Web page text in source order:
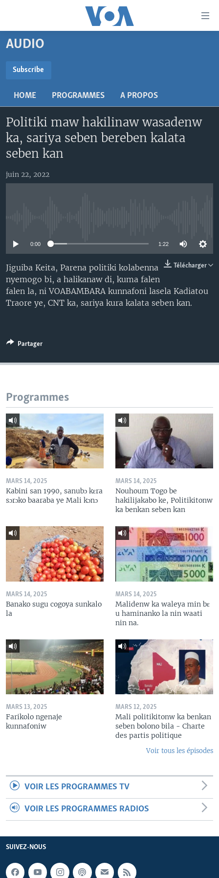
Menu
principal
navigation
principale
Retour
la
recherche
MALI KURA
RADIO
AN BA FO!
FARAFINA FOLI
Learning English
SUIVEZ-NOUS
AUDIO
Subscribe
S'abonner
HOME PROGRAMMES A PROPOS
Politiki maw hakilinaw wasadenw
ka, sariya seben bereben kalata
seben kan
juin 22, 2022
0:00 1:22
Télécharger
Jiguiba Keita, Parena politiki kolabenna
nyemogo bi, a halikanaw di, kuma falen
falen la, ni VOABAMBARA kunnafoni lasela Kadiatou
Traore ye, CNT ka, sariya kura kalata seben kan.
Partager
Programmes
MARS 14, 2025
Kabini san 1990, sanubɔ kɛra
sɔrɔko baaraba ye Mali kɔnɔ
MARS 14, 2025
Nouhoum Togo be
hakilijakabo ke, Politikitonw
ka benkan seben kan
MARS 14, 2025
Banako sugu cogoya sunkalo
la
MARS 14, 2025
Malidenw ka waleya min bɛ
u haminanko la nin waati
nin na.
MARS 13, 2025
Farikolo ngenaje
kunnafoniw
MARS 12, 2025
Mali politikitonw ka benkan
seben bolono bila - Charte
des partis politique
Voir tous les épisodes
VOIR LES PROGRAMMES TV
VOIR LES PROGRAMMES RADIOS
SUIVEZ-NOUS